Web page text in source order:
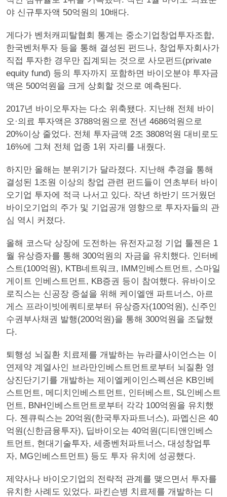
야 신규투자액 50억원의 10배다.
게다가 벤처캐피탈협회 통계는 중소기업창업투자조합,
한국벤처투자 등을 통해 결성된 펀드나, 창업투자회사가
직접 투자한 경우만 집계되는 것으로 사모펀드(private
equity fund) 등의 투자까지 포함하면 바이오분야 투자금
액은 500억원을 크게 상회할 것으로 예측된다.
2017년 바이오투자는 다소 위축됐다. 지난해 전체 바이
오·의료 투자액은 3788억원으로 전년 4686억원으로
20%이상 줄었다. 전체 투자금액 2조 3808억원 대비로도
16%에 그쳐 전체 업종 1위 자리를 내줬다.
하지만 올해는 분위기가 달라졌다. 지난해 추경을 통해
결성된 1조원 이상의 창업 관련 펀드들이 연초부터 바이
오기업 투자에 적극 나서고 있다. 작년 하반기 뜨거웠던
바이오기업의 주가 및 기업공개 영향으로 투자자들의 관
심 역시 커졌다.
올해 코스닥 상장에 도전하는 유전자교정 기업 툴젠은 1
월 유상증자를 통해 300억원의 자금을 유치했다. 인터베
스트(100억원), KTB네트워크, IMM인베스트먼트, 스마일
게이트 인베스트먼트, KB증권 등이 참여했다. 유바이오
로직스는 신공장 증설을 위해 케이엘앤 파트너스, 아르
게스 프라이빗에쿼티로부터 유상증자(100억원), 신주인
수권부사채권 발행(200억원)을 통해 300억원을 조달했
다.
퇴행성 뇌질환 치료제를 개발하는 뉴라클사이언스는 이
연제약 계열사인 브라만인베스트먼트로부터 뇌질환 영
상진단기기를 개발하는 제이엘케이인스펙션은 KB인베
스트먼트, 메디치인베스트먼트, 인터베스트, SL인베스트
먼트, BNH인베스트먼트로부터 각각 100억원을 유치했
다. 젠큐릭스는 20억원(한국투자파트너스), 파멥신은 40
억원(신한금융투자), 딥바이오는 40억원(디티앤인베스
트먼트, 현대기술투자, 세종벤처파트너스, 대성창업투
자, MG인베스트먼트) 등도 투자 유치에 성공했다.
제약사나 바이오기업의 전략적 관계를 맺으면서 투자를
유치한 사례도 있었다. 파킨슨병 치료제를 개발하는 디